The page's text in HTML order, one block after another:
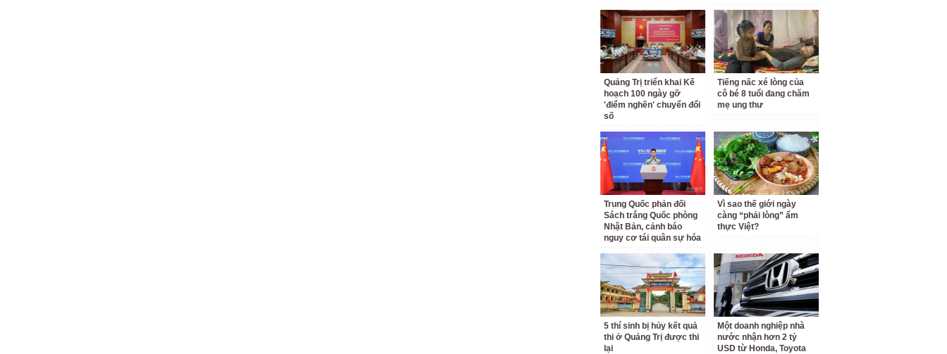
Quảng Trị triển khai Kế
hoạch 100 ngày gỡ
'điểm nghẽn' chuyển đổi
số
Tiếng nấc xé lòng của
cô bé 8 tuổi đang chăm
mẹ ung thư
Trung Quốc phản đối
Sách trắng Quốc phòng
Nhật Bản, cảnh báo
nguy cơ tái quân sự hóa
Vì sao thế giới ngày
càng “phải lòng” ẩm
thực Việt?
5 thí sinh bị hủy kết quả
thi ở Quảng Trị được thi
lại
Một doanh nghiệp nhà
nước nhận hơn 2 tỷ
USD từ Honda, Toyota